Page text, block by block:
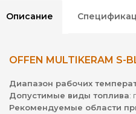
Описание
OFFEN MULTIKERAM S-
Диапазон рабочих
Допустимые виды топлива:
Рекомендуемые области